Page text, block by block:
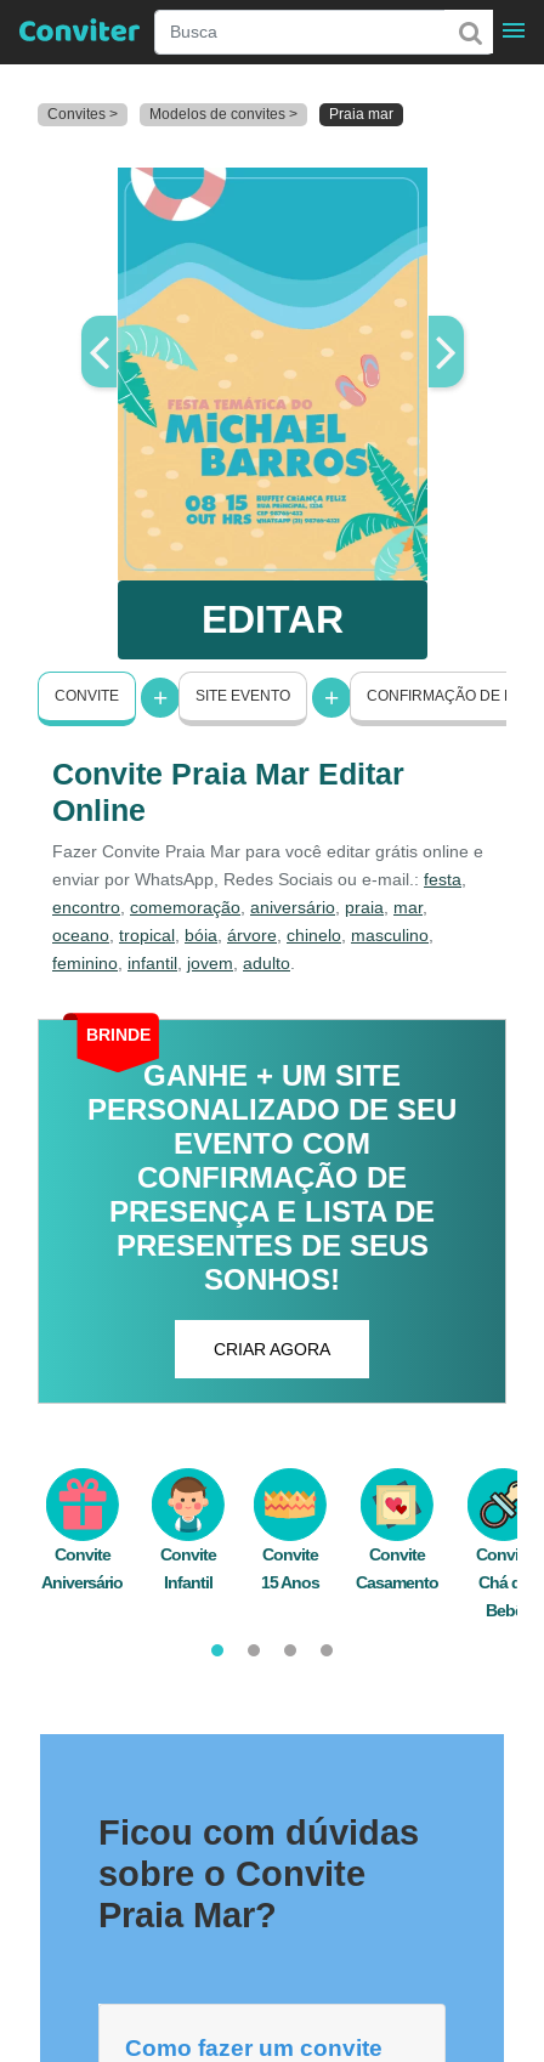
Convites > Modelos de convites > Praia mar
EDITAR
CONVITE SITE EVENTO CONFIRMAÇÃO DE
Convite Praia Mar Editar
Online
Fazer Convite Praia Mar para você editar grátis online e
enviar por WhatsApp, Redes Sociais ou e-mail.: festa
encontro comemoração aniversário praia mar,
oceano tropical bóia árvore chinelo masculino
feminino infantil jovem adulto
BRINDE
GANHE + UM SITE
PERSONALIZADO DE SEU
EVENTO COM
CONFIRMAÇÃO DE
PRESENÇA E LISTA DE
PRESENTES DE SEUS
SONHOS!
CRIAR AGORA
Convite
Aniversário
Convite
Infantil
Convite
15 Anos
Convite
Casamento
Convite
Chá de
Bebê
Ficou com dúvidas
sobre o Convite
Praia Mar?
Como fazer um convite